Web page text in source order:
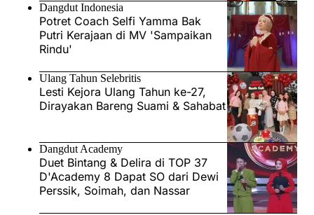
Dangdut Indonesia
Potret Coach Selfi Yamma Bak
Putri Kerajaan di MV 'Sampaikan
Rindu'
Ulang Tahun Selebritis
Lesti Kejora Ulang Tahun ke-27,
Dirayakan Bareng Suami & Sahabat
Dangdut Academy
Duet Bintang & Delira di TOP 37
D'Academy 8 Dapat SO dari Dewi
Perssik, Soimah, dan Nassar